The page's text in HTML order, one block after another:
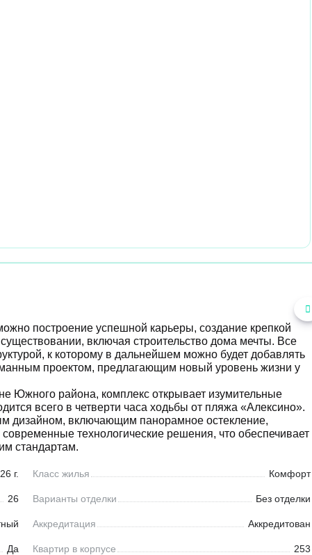
построение успешной карьеры, создание крепкой
включая строительство дома мечты. Все
к которому в дальнейшем можно будет добавлять
проектом, предлагающим новый уровень жизни у
Южного района, комплекс открывает изумительные
всего в четверти часа ходьбы от пляжа «Алексино».
дизайном, включающим панорамное остекление,
технологические решения, что обеспечивает
стандартам.
г. Класс жилья Комфорт
26 Варианты отделки Без отделки
Аккредитация Аккредитован
Да Квартир в корпусе 253